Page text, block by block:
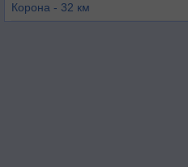
Корона - 32 км